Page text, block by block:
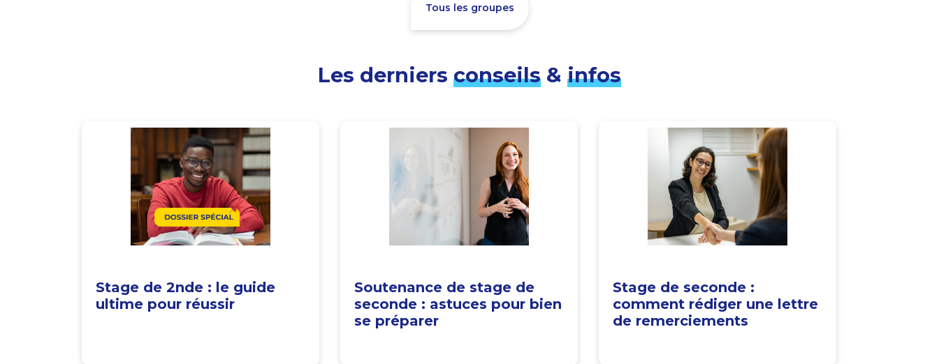
Tous les groupes
Les derniers conseils & infos
Stage de 2nde : le guide
ultime pour réussir
Soutenance de stage de
seconde : astuces pour bien
se préparer
Stage de seconde :
comment rédiger une lettre
de remerciements